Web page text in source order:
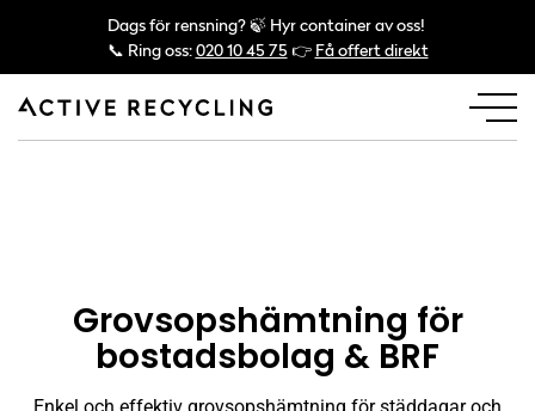
Dags för rensning? 🍃 Hyr container av oss!
📞 Ring oss:020 10 45 75 👉 Få offert direkt
Grovsopshämtning för
bostadsbolag & BRF